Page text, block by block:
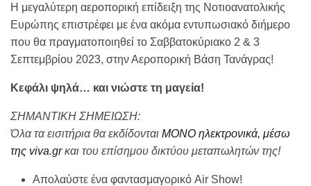
H μεγαλύτερη αεροπορική επίδειξη της Νοτιοανατολικής
Ευρώπης επιστρέφει με ένα ακόμα εντυπωσιακό διήμερο
που θα πραγματοποιηθεί το Σαββατοκύριακο 2 & 3
Σεπτεμβρίου 2023, στην Αεροπορική Βάση Τανάγρας!
Κεφάλι ψηλά… και νιώστε τη μαγεία!
ΣΗΜΑΝΤΙΚΗ ΣΗΜΕΙΩΣΗ:
Όλα τα εισιτήρια θα εκδίδονται MONO ηλεκτρονικά, μέσω
της viva.grκαι του επίσημου δικτύου μεταπωλητών της!
Απολαύστε ένα φαντασμαγορικό Air Show!